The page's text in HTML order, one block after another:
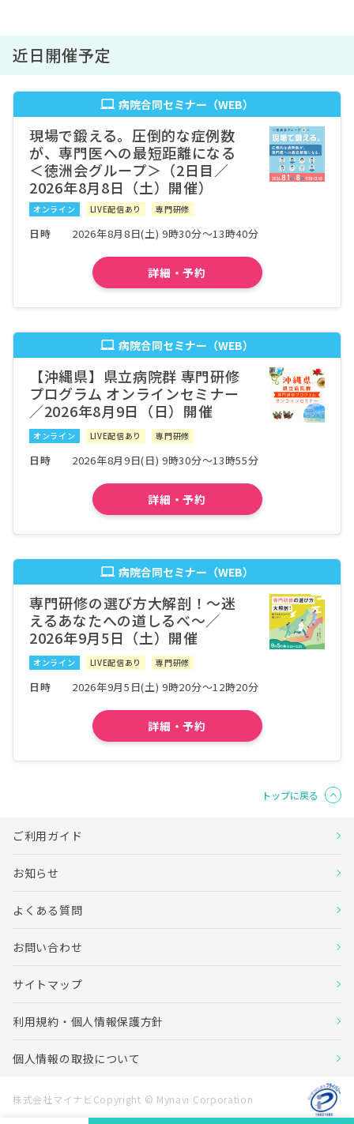
大阪府
医療法人徳洲会 野崎徳洲会病院 病院詳細
医療法人徳洲会 福岡徳洲会病院 病院詳細
福岡県
社会医療法人財団池友会 新行橋病院 病院詳細
佐賀県
一般社団法人巨樹の会新武雄病院
沖縄県
近日開催予定
病院合同セミナー（WEB）
現場で鍛える。圧倒的な症例数
が、専門医への最短距離になる
＜徳洲会グループ＞（2日目／
2026年8月8日（土）開催）
オンライン LIVE配信あり 専門研修
日時 2026年8月8日(土) 9時30分～13時40分
詳細・予約
病院合同セミナー（WEB）
【沖縄県】県立病院群 専門研修
プログラム オンラインセミナー
／2026年8月9日（日）開催
オンライン LIVE配信あり 専門研修
日時 2026年8月9日(日) 9時30分～13時55分
詳細・予約
病院合同セミナー（WEB）
専門研修の選び方大解剖！〜迷
えるあなたへの道しるべ〜／
2026年9月5日（土）開催
オンライン LIVE配信あり 専門研修
日時 2026年9月5日(土) 9時20分～12時20分
詳細・予約
トップに戻る
ご利用ガイド
お知らせ
よくある質問
お問い合わせ
サイトマップ
利用規約・個人情報保護方針
個人情報の取扱について
株式会社マイナビCopyright © Mynavi Corporation